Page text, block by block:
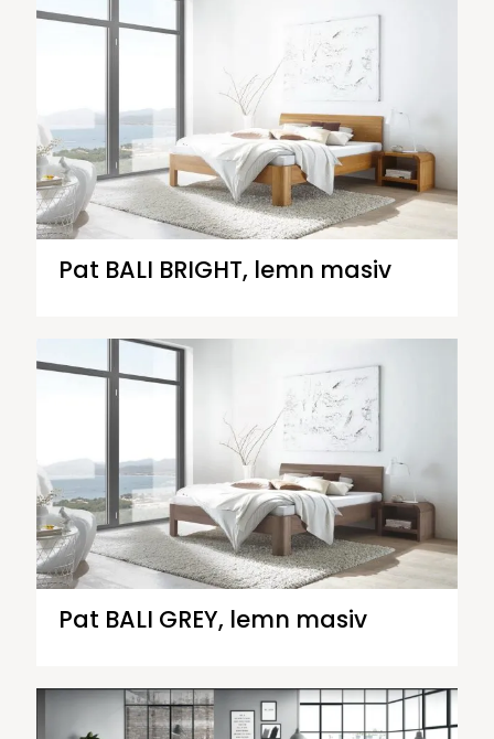
Pat BALI BRIGHT, lemn masiv
Pat BALI GREY, lemn masiv